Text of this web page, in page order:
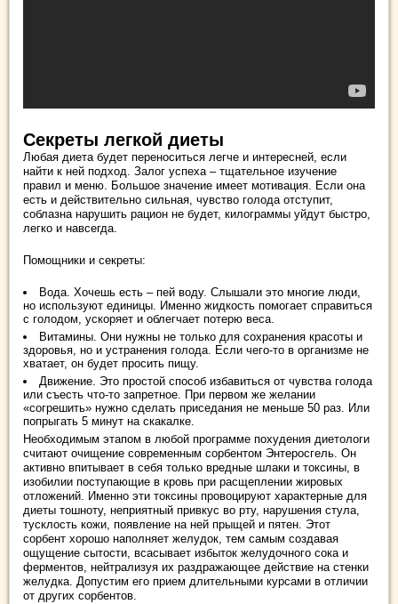
Секреты легкой диеты
Любая диета будет переноситься легче и интересней, если
найти к ней подход. Залог успеха – тщательное изучение
правил и меню. Большое значение имеет мотивация. Если она
есть и действительно сильная, чувство голода отступит,
соблазна нарушить рацион не будет, килограммы уйдут быстро,
легко и навсегда.
Помощники и секреты:
Вода. Хочешь есть – пей воду. Слышали это многие люди,
но используют единицы. Именно жидкость помогает справиться
с голодом, ускоряет и облегчает потерю веса.
Витамины. Они нужны не только для сохранения красоты и
здоровья, но и устранения голода. Если чего-то в организме не
хватает, он будет просить пищу.
Движение. Это простой способ избавиться от чувства голода
или съесть что-то запретное. При первом же желании
«согрешить» нужно сделать приседания не меньше 50 раз. Или
попрыгать 5 минут на скакалке.
Необходимым этапом в любой программе похудения диетологи
считают очищение современным сорбентом Энтеросгель. Он
активно впитывает в себя только вредные шлаки и токсины, в
изобилии поступающие в кровь при расщеплении жировых
отложений. Именно эти токсины провоцируют характерные для
диеты тошноту, неприятный привкус во рту, нарушения стула,
тусклость кожи, появление на ней прыщей и пятен. Этот
сорбент хорошо наполняет желудок, тем самым создавая
ощущение сытости, всасывает избыток желудочного сока и
ферментов, нейтрализуя их раздражающее действие на стенки
желудка. Допустим его прием длительными курсами в отличии
от других сорбентов.